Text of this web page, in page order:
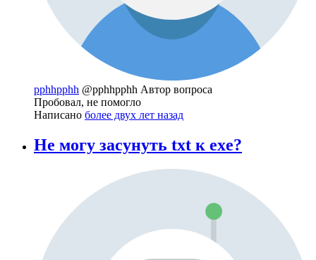
pphhpphh @pphhpphh Автор вопроса
Пробовал, не помогло
Написано более двух лет назад
Не могу засунуть txt к exe?